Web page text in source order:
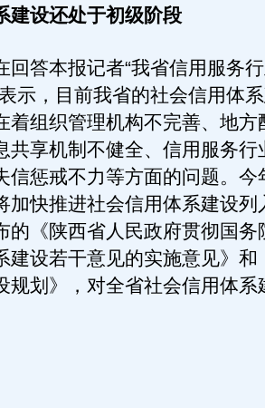
设还处于初级阶段
答本报记者“我省信用服务行
示，目前我省的社会信用体
着组织管理机构不完善、地方
共享机制不健全、信用服务行
信惩戒不力等方面的问题。今
加快推进社会信用体系建设列
的《陕西省人民政府贯彻国务
建设若干意见的实施意见》和
规划》，对全省社会信用体系